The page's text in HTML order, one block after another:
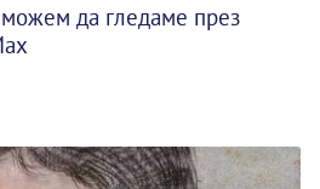
да гледаме през